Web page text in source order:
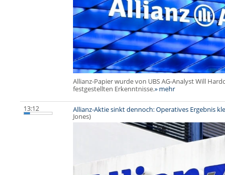
Allianz-Papier wurde von UBS AG-Analyst Will
festgestellten Erkenntnisse.» mehr
13:12 Allianz-Aktie sinkt dennoch: Operatives Ergebnis
Jones)